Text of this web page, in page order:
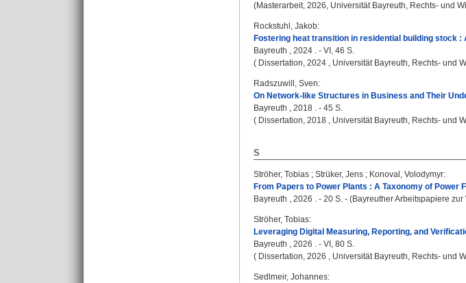
(Masterarbeit, 2026, Universität Bayreuth, Rechts- und
Rockstuhl, Jakob:
Fostering heat transition in residential building stock
Bayreuth , 2024 . - VI, 46 S.
( Dissertation, 2024 , Universität Bayreuth, Rechts- und
Radszuwill, Sven:
On Network-like Structures in Business and Their
Bayreuth , 2018 . - 45 S.
( Dissertation, 2018 , Universität Bayreuth, Rechts- und
S
Ströher, Tobias ; Strüker, Jens ; Konoval, Volodymyr:
From Papers to Power Plants : A Taxonomy of Power
Bayreuth , 2026 . - 20 S. - (Bayreuther Arbeitspapiere
Ströher, Tobias:
Leveraging Digital Measuring, Reporting, and
Bayreuth , 2026 . - VI, 80 S.
( Dissertation, 2026 , Universität Bayreuth, Rechts- und
Sedlmeir, Johannes: